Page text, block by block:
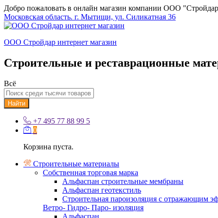
Добро пожаловать в онлайн магазин компании ООО
Московская область. г. Мытищи, ул. Силикатная 36
ООО Стройдар интернет магазин
Строительные и реставрационные
Всё
Найти
+7 495 77 88 99 5
0
Корзина пуста.
Строительные материалы
Собственная торговая марка
Альфаспан строительные мембраны
Альфаспан геотекстиль
Строительная пароизоляция с отражающим
Ветро- Гидро- Паро- изоляция
Альфаспан